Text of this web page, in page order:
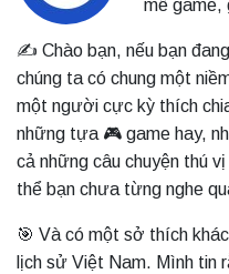
mê game,
✍️ Chào bạn, nếu bạn
chúng ta có chung một
một người cực kỳ thích
những tựa 🎮 game hay,
cả những câu chuyện thú
thể bạn chưa từng nghe
🎯 Và có một sở thích
lịch sử Việt Nam. Mình tin